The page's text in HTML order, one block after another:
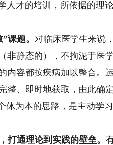
人才的培训，所依据的理
课题。对临床医学生来说
非静态的），不拘泥于医
内容都按疾病加以整合。
、即时地获取，由此确
体为本的思路，是主动学
通理论到实践的壁垒。